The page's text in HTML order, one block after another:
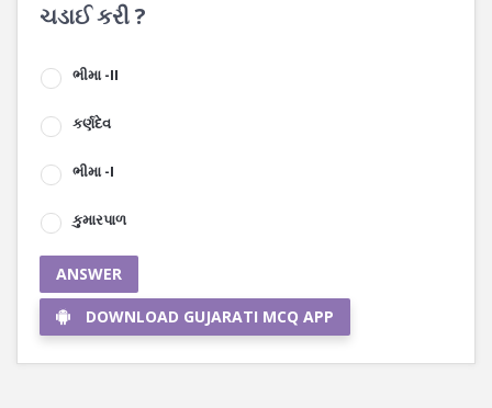
ચડાઈ કરી ?
ભીમા -II
કર્ણદેવ
ભીમા -I
કુમારપાળ
ANSWER
DOWNLOAD GUJARATI MCQ APP